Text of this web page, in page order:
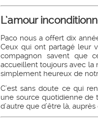
L’amour
Paco nous a offert dix
Ceux qui ont partagé leur
compagnon savent que
accueillent toujours avec la
simplement heureux de
C’est sans doute ce qui
une source quotidienne de
d’autre que d’être là,